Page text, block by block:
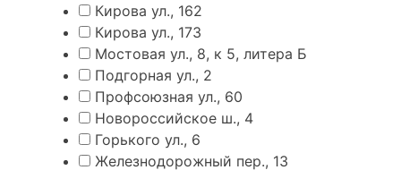
Кирова ул., 162
Кирова ул., 173
Мостовая ул., 8, к 5, литера Б
Подгорная ул., 2
Профсоюзная ул., 60
Новороссийское ш., 4
Горького ул., 6
Железнодорожный пер., 13